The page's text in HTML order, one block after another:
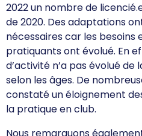
2022 un nombre de
de 2020. Des adaptations
nécessaires car les
pratiquants ont évolué. En
d’activité n’a pas évolué de
selon les âges. De
constaté un éloignement
la pratique en club.